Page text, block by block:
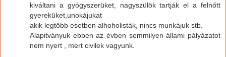
kiváltani a gyógyszerüket, nagyszülök tartják el a felnőtt
gyereküket,unokájukat
akik legtöbb esetben alhoholisták, nincs munkájuk stb.
Alapitványuk ebben az évben semmilyen állami pályázatot
nem nyert , mert civilek vagyunk.